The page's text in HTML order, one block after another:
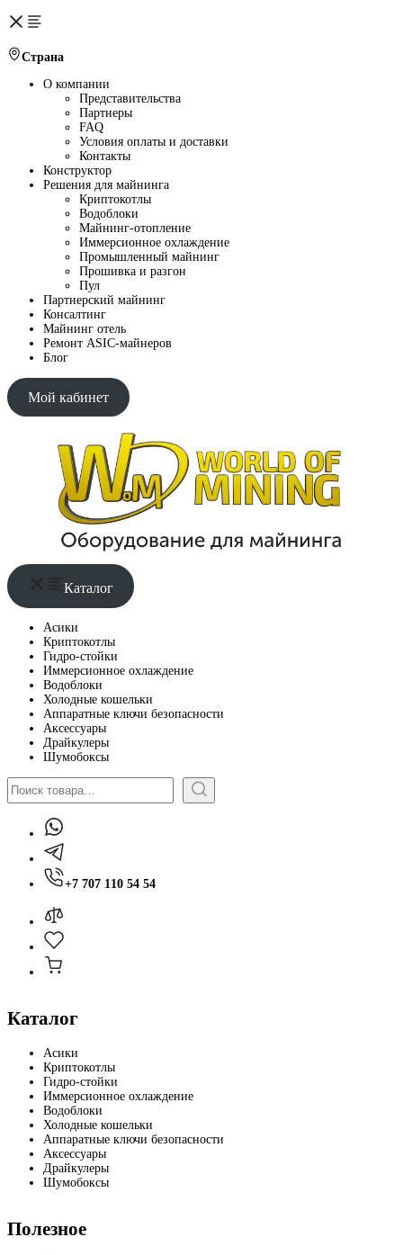
Страна
О компании
Представительства
Партнеры
FAQ
Условия оплаты и доставки
Контакты
Конструктор
Решения для майнинга
Криптокотлы
Водоблоки
Майнинг-отопление
Иммерсионное охлаждение
Промышленный майнинг
Прошивка и разгон
Пул
Партнерский майнинг
Консалтинг
Майнинг отель
Ремонт ASIC-майнеров
Блог
Мой кабинет
Каталог
Асики
Криптокотлы
Гидро-стойки
Иммерсионное охлаждение
Водоблоки
Холодные кошельки
Аппаратные ключи безопасности
Аксессуары
Драйкулеры
Шумобоксы
Поиск
+7 707 110 54 54
Каталог
Асики
Криптокотлы
Гидро-стойки
Иммерсионное охлаждение
Водоблоки
Холодные кошельки
Аппаратные ключи безопасности
Аксессуары
Драйкулеры
Шумобоксы
Полезное